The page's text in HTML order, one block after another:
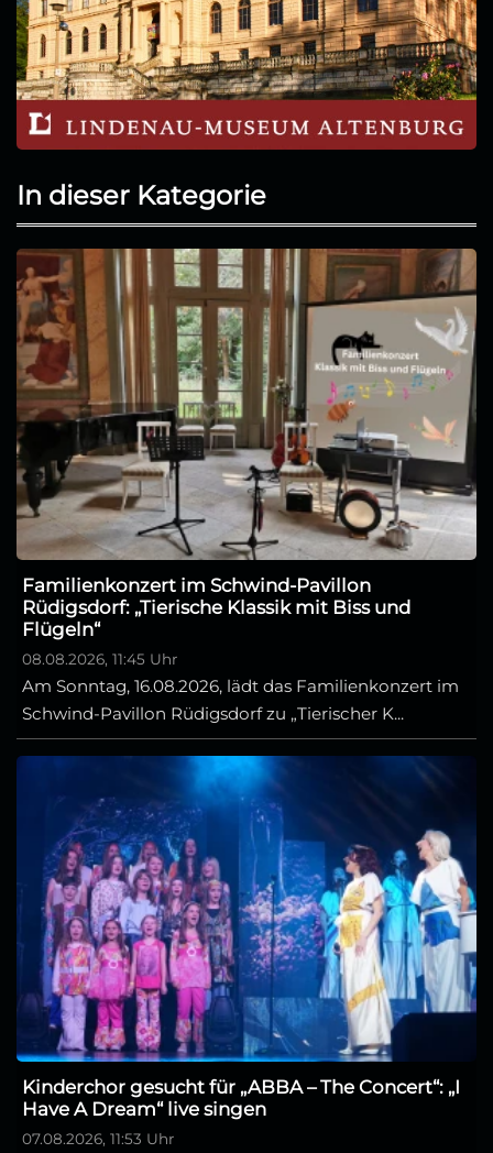
In dieser Kategorie
Familienkonzert im Schwind-Pavillon
Rüdigsdorf: „Tierische Klassik mit Biss und
Flügeln“
08.08.2026, 11:45 Uhr
Am Sonntag, 16.08.2026, lädt das Familienkonzert im
Schwind-Pavillon Rüdigsdorf zu „Tierischer K...
Kinderchor gesucht für „ABBA – The Concert“: „I
Have A Dream“ live singen
07.08.2026, 11:53 Uhr